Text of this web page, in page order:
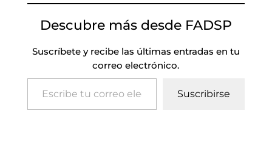
Descubre más desde FADSP
Suscríbete y recibe las últimas entradas en tu
correo electrónico.
Escribe tu correo electrónico…
Suscribirse